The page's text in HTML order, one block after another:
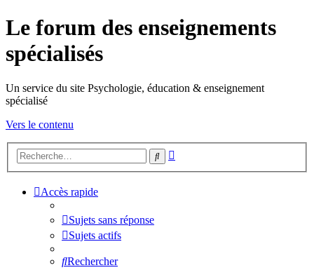
Le forum des enseignements
spécialisés
Un service du site Psychologie, éducation & enseignement
spécialisé
Vers le contenu
Rechercher
Accès rapide
Sujets sans réponse
Sujets actifs
Rechercher